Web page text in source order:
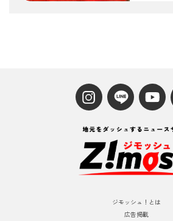
ジモッシュ！とは
広告掲載